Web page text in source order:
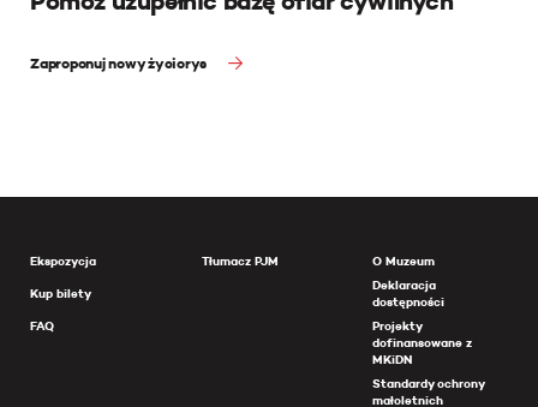
Zaproponuj nowy życiorys
Ekspozycja
Kup bilety
FAQ
Tłumacz PJM
O Muzeum
Deklaracja
dostępności
Projekty
dofinansowane z
MKiDN
Standardy ochrony
małoletnich